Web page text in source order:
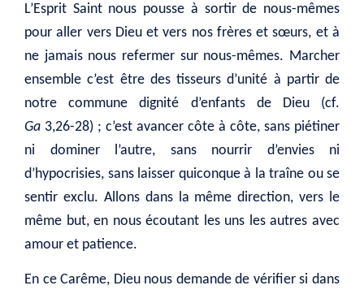
L’Esprit Saint nous pousse à sortir de nous-mêmes
pour aller vers Dieu et vers nos frères et sœurs, et à
ne jamais nous refermer sur nous-mêmes. Marcher
ensemble c’est être des tisseurs d’unité à partir de
notre commune dignité d’enfants de Dieu (cf.
Ga 3,26-28) ; c’est avancer côte à côte, sans piétiner
ni dominer l’autre, sans nourrir d’envies ni
d’hypocrisies, sans laisser quiconque à la traîne ou se
sentir exclu. Allons dans la même direction, vers le
même but, en nous écoutant les uns les autres avec
amour et patience.
En ce Carême, Dieu nous demande de vérifier si dans